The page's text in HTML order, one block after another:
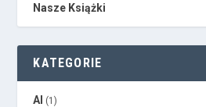
Nasze Książki
KATEGORIE
AI (1)